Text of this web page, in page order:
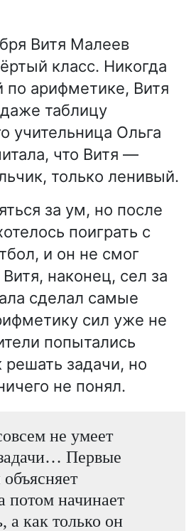
Витя Малеев
класс. Никогда
по арифметике, Витя
таблицу
учительница Ольга
что Витя —
только ленивый.
за ум, но после
поиграть с
и он не смог
Витя, наконец, сел за
сделал самые
сил уже не
попытались
решать задачи, но
не понял.
не умеет
Первые
потом начинает
а как только он